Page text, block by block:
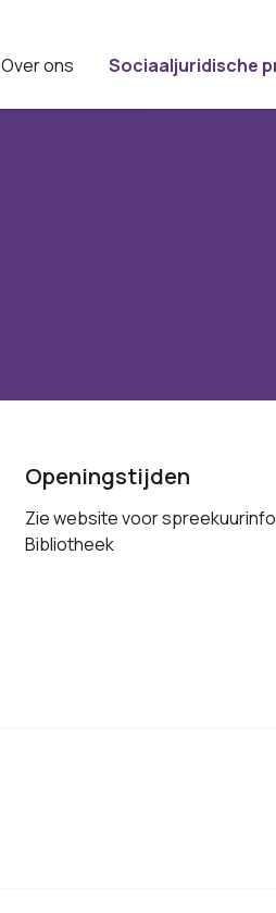
Over ons Sociaaljuridische
Openingstijden
Zie website voor
Bibliotheek